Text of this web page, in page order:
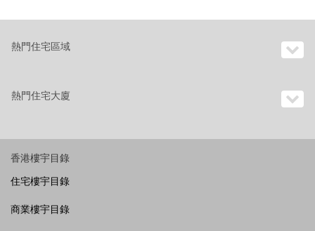
熱門住宅區域
熱門住宅大廈
香港樓宇目錄
住宅樓宇目錄
商業樓宇目錄